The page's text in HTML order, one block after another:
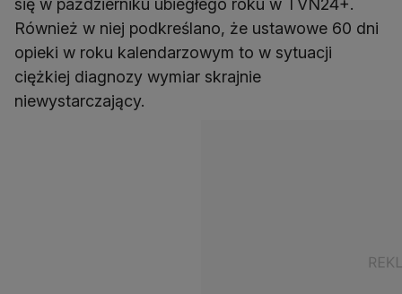
Również w niej podkreślano, że ustawowe 60 dni
opieki w roku kalendarzowym to w sytuacji
ciężkiej diagnozy wymiar skrajnie
niewystarczający.